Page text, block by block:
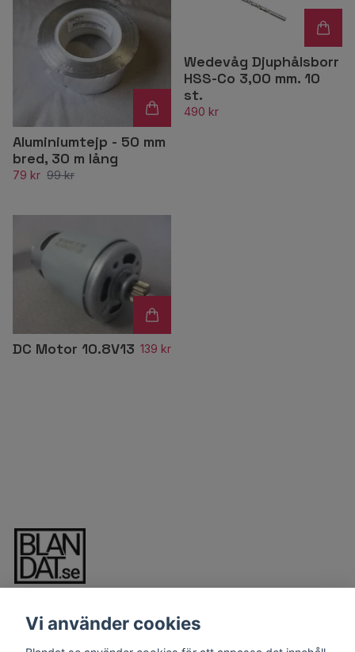
Aluminiumtejp - 50 mm
bred, 30 m lång
79 kr 99 kr
Wedevåg Djuphålsborr
HSS-Co 3,00 mm. 10
st.
490 kr
DC Motor 10.8V13 139 kr
Vi använder cookies